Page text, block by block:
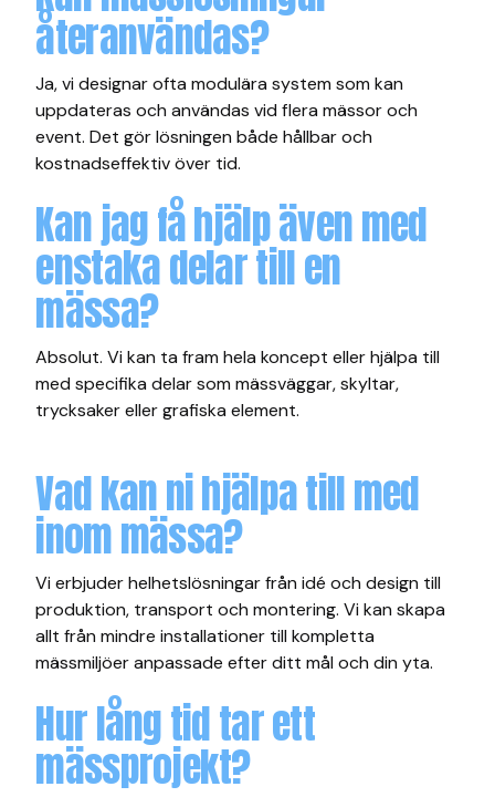
återanvändas?
Ja, vi designar ofta modulära system som kan
uppdateras och användas vid flera mässor och
event. Det gör lösningen både hållbar och
kostnadseffektiv över tid.
Kan jag få hjälp även med
enstaka delar till en
mässa?
Absolut. Vi kan ta fram hela koncept eller hjälpa till
med specifika delar som mässväggar, skyltar,
trycksaker eller grafiska element.
Vad kan ni hjälpa till med
inom mässa?
Vi erbjuder helhetslösningar från idé och design till
produktion, transport och montering. Vi kan skapa
allt från mindre installationer till kompletta
mässmiljöer anpassade efter ditt mål och din yta.
Hur lång tid tar ett
mässprojekt?